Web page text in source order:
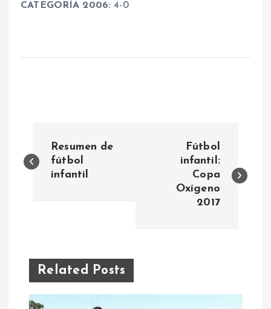
CATEGORÍA 2006: 4-0
a
g
a
Resumen de
fútbol
infantil
Fútbol
infantil:
Copa
Oxígeno
2017
Related Posts